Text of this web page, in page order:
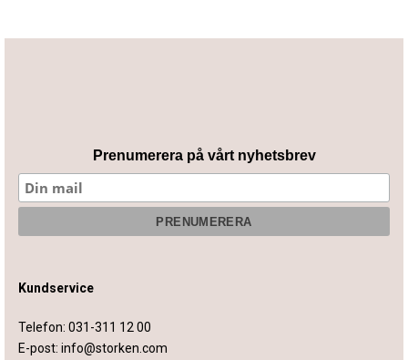
Prenumerera på vårt nyhetsbrev
Kundservice
Telefon: 031-311 12 00
E-post: info@storken.com